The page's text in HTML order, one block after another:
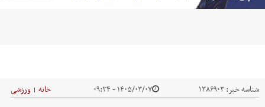
شناسه خبر:۱۳۸۶۹۰۳ ۱۴۰۵/۰۳/۰۷ - ۰۹:۳۴ خانه | ورزشی